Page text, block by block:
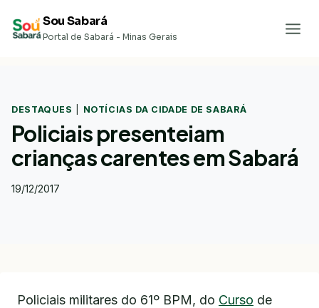
para
Sou Sabará
Portal de Sabará - Minas Gerais
DESTAQUES NOTÍCIAS DA CIDADE DE SABARÁ
Policiais presenteiam
crianças carentes em Sabará
19/12/2017
Policiais militares do 61º BPM, do Curso de